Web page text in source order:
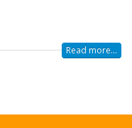
Read more...